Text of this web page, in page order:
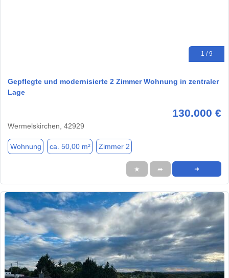
1 / 9
Gepflegte und modernisierte 2 Zimmer Wohnung in zentraler
Lage
130.000 €
Wermelskirchen, 42929
Wohnung ca. 50,00 m² Zimmer 2
★ ➦ ➜